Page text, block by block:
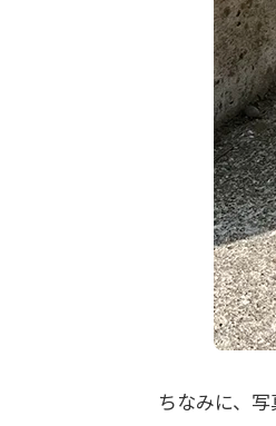
ちなみに、